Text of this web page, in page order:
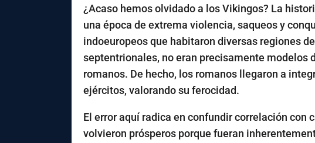
¿Acaso hemos olvidado a losVikingos? La
una época de extrema violencia, saqueos y
indoeuropeos que habitaron diversas regiones
septentrionales, no eran precisamente modelos
romanos. De hecho, los romanos llegaron a
ejércitos, valorando su ferocidad.
El error aquí radica en confundir correlación con
volvieron prósperos porque fueran